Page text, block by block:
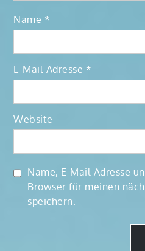
Name *
E-Mail-Adresse *
Website
Name, E-Mail-Adresse
Browser für meinen
speichern.